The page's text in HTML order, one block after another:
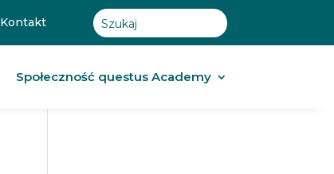
Kontakt
Społeczność questus Academy